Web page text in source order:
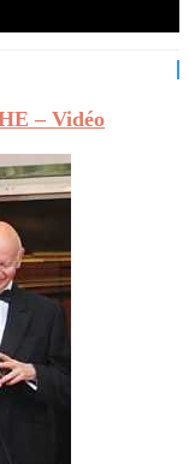
– Vidéo